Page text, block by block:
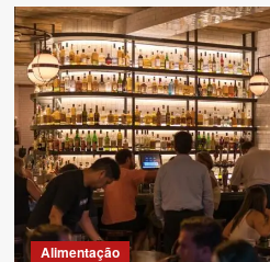
Alimentação